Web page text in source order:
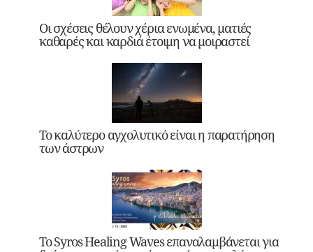
Οι σχέσεις θέλουν χέρια ενωμένα, ματιές
καθαρές και καρδιά έτοιμη να μοιραστεί
Το καλύτερο αγχολυτικό είναι η παρατήρηση
των άστρων
Το Syros Healing Waves επαναλαμβάνεται για